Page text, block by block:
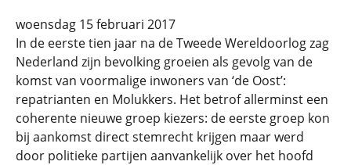
woensdag 15 februari 2017
In de eerste tien jaar na de Tweede Wereldoorlog zag
Nederland zijn bevolking groeien als gevolg van de
komst van voormalige inwoners van ‘de Oost’:
repatrianten en Molukkers. Het betrof allerminst een
coherente nieuwe groep kiezers: de eerste groep kon
bij aankomst direct stemrecht krijgen maar werd
door politieke partijen aanvankelijk over het hoofd